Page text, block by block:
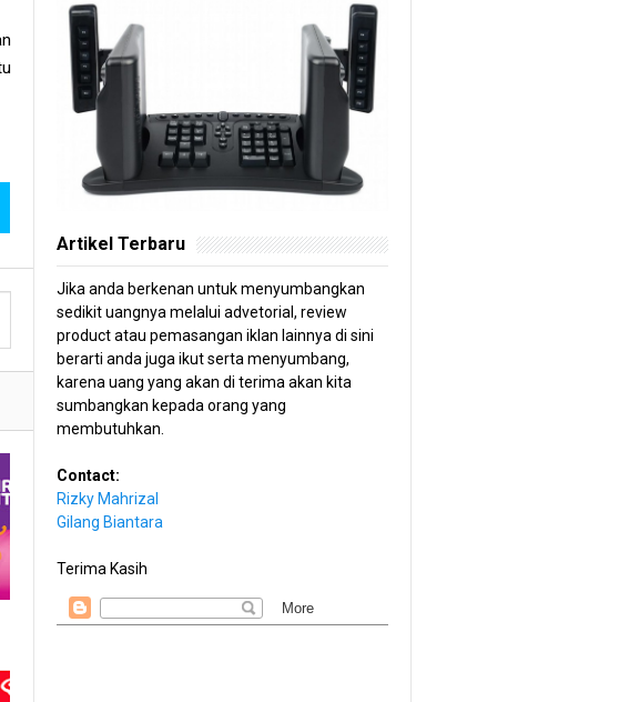
Artikel Terbaru
Jika anda berkenan untuk menyumbangkan
sedikit uangnya melalui advetorial, review
product atau pemasangan iklan lainnya di sini
berarti anda juga ikut serta menyumbang,
karena uang yang akan di terima akan kita
sumbangkan kepada orang yang
membutuhkan.
Contact:
Rizky Mahrizal
Gilang Biantara
Terima Kasih